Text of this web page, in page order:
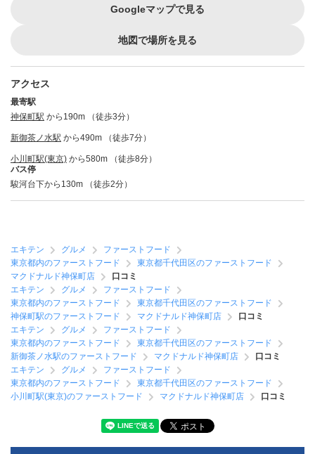
Googleマップで見る
地図で場所を見る
アクセス
最寄駅
神保町駅 から190m （徒歩3分）
新御茶ノ水駅 から490m （徒歩7分）
小川町駅(東京) から580m （徒歩8分）
バス停
駿河台下から130m （徒歩2分）
エキテン グルメ
ファーストフード
東京都内のファーストフード
東京都千代田区のファーストフード
マクドナルド神保町店
口コミ
エキテン
グルメ
ファーストフード
東京都内のファーストフード
東京都千代田区のファーストフード
神保町駅のファーストフード
マクドナルド神保町店
口コミ
エキテン
グルメ
ファーストフード
東京都内のファーストフード
東京都千代田区のファーストフード
新御茶ノ水駅のファーストフード
マクドナルド神保町店
口コミ
エキテン
グルメ
ファーストフード
東京都内のファーストフード
東京都千代田区のファーストフード
小川町駅(東京)のファーストフード
マクドナルド神保町店 口コミ